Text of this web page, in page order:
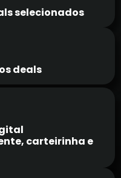
selecionados
deals
carteirinha e